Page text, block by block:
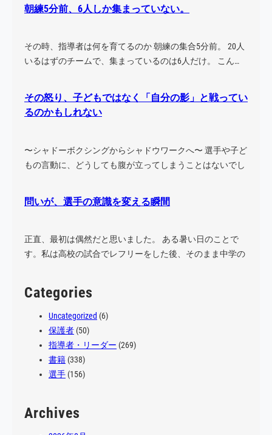
朝練5分前、6人しか集まっていない。
その時、指導者は何を育てるのか 朝練の集合5分前。 20人
いるはずのチームで、集まっているのは6人だけ。 こん…
その怒り、子どもではなく「自分の影」と戦ってい
るのかもしれない
〜シャドーボクシングからシャドウワークへ〜 選手や子ど
もの言動に、どうしても腹が立ってしまうことはないでし
問いが、選手の意識を変える瞬間
正直、最初は偶然だと思いました。 ある暑い日のことで
す。私は高校の試合でレフリーをした後、そのまま中学の
Categories
Uncategorized (6)
保護者 (50)
指導者・リーダー (269)
書籍 (338)
選手 (156)
Archives